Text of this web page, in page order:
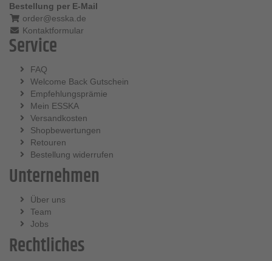
Bestellung per E-Mail
order@esska.de
Kontaktformular
Service
FAQ
Welcome Back Gutschein
Empfehlungsprämie
Mein ESSKA
Versandkosten
Shopbewertungen
Retouren
Bestellung widerrufen
Unternehmen
Über uns
Team
Jobs
Rechtliches